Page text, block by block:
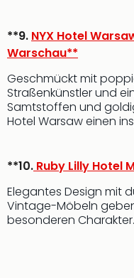
**9. NYX Hotel
Warschau**
Geschmückt mit
Straßenkünstler und
Samtstoffen und
Hotel Warsaw einen
**10. Ruby Lilly Hotel
Elegantes Design mit
Vintage-Möbeln
besonderen Charakter.